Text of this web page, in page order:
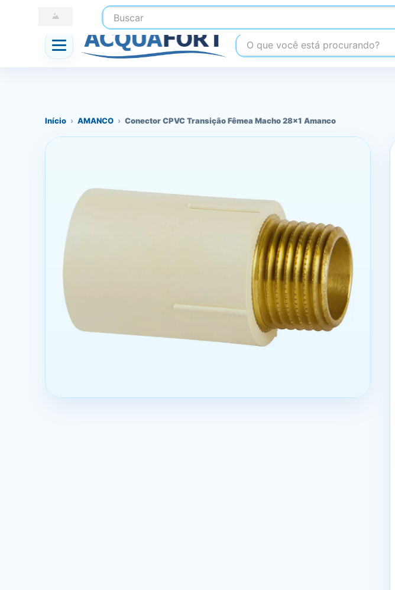
Buscar
☎ (41) 3247-1199
O que você está procurando?
Início › AMANCO › Conector CPVC Transição Fêmea Macho 28x1 Amanco